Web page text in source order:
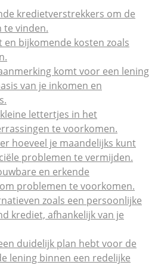
kredietverstrekkers om de
te vinden.
en bijkomende kosten zoals
komt voor een lening
van je inkomen en
lettertjes in het
te voorkomen.
hoeveel je maandelijks kunt
problemen te vermijden.
en erkende
problemen te voorkomen.
zoals een persoonlijke
krediet, afhankelijk van je
duidelijk plan hebt voor de
lening binnen een redelijke